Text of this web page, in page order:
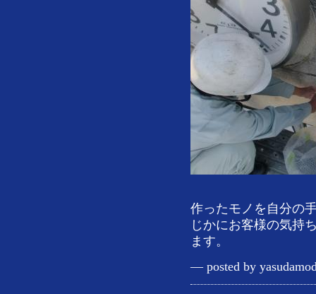
作ったモノを自分の
じかにお客様の気持
ます。
— posted by